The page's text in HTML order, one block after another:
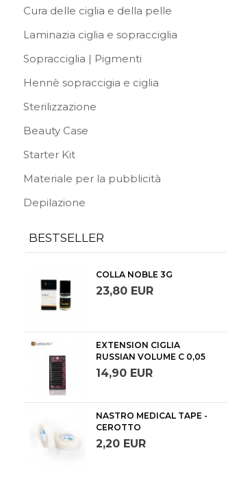
Cura delle ciglia e della pelle
Laminazia ciglia e sopracciglia
Sopracciglia | Pigmenti
Hennè sopraccigia e ciglia
Sterilizzazione
Beauty Case
Starter Kit
Materiale per la pubblicità
Depilazione
BESTSELLER
COLLA NOBLE 3G
23,80 EUR
EXTENSION CIGLIA
RUSSIAN VOLUME C 0,05
14,90 EUR
NASTRO MEDICAL TAPE -
CEROTTO
2,20 EUR